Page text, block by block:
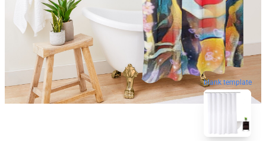
blank template